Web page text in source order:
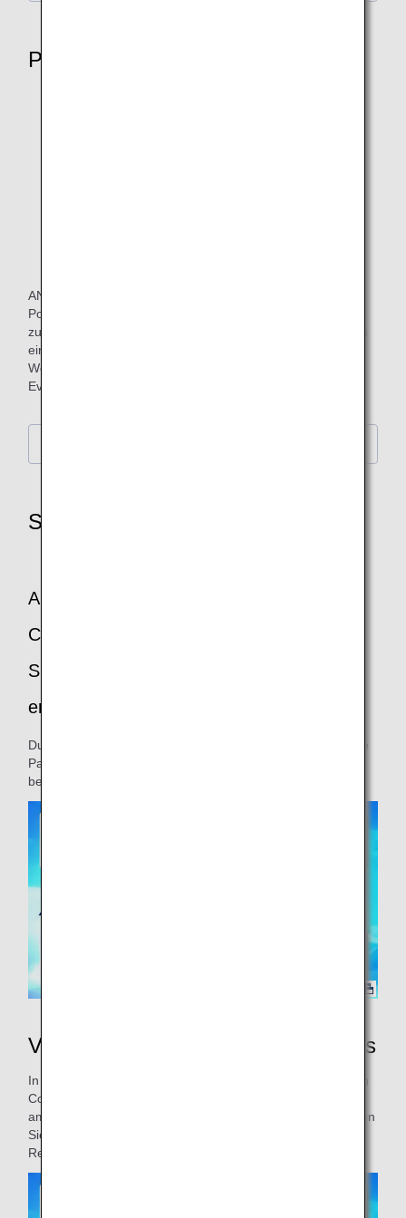
Pokémon Air Adventures
ANA wird offiziell Teil der „Pokémon Air Adventures“ der
Pokémon Company. Die Philosophie von ANA passt perfekt
zum Konzept dieses Projekts. Es zielt darauf ab, Menschen
einander näher zu bringen und sie dazu zu ermutigen, die
Welt nach der COVID-19-Pandemie mit den Pikachu- und
Evoli-Jets zu erkunden.
Sicherheitshinweis-Video an Bord
ANA hat gemeinsam mit The Pokémon
Company das weltweit erste
Sicherheitshinweis-Video mit Pokémon
erstellt.
Durch diese Zusammenarbeit möchten wir nicht nur unsere
Passagiere begeistern, sondern auch ein Sicherheitsvideo
bereitstellen, das Menschen jeder Altersgruppe anspricht.
Video zum Verlassen des Flugzeugs
In diesem Video, das in Zusammenarbeit mit The Pokémon
Company entstand, sehen Sie, wie Mitarbeitende von ANA
am Flughafen die Reise von Pikachu mitverfolgen. Erkunden
Sie den Flughafen mit uns und erleben Sie, wie sich eine
Reise mit ANA anfühlt!